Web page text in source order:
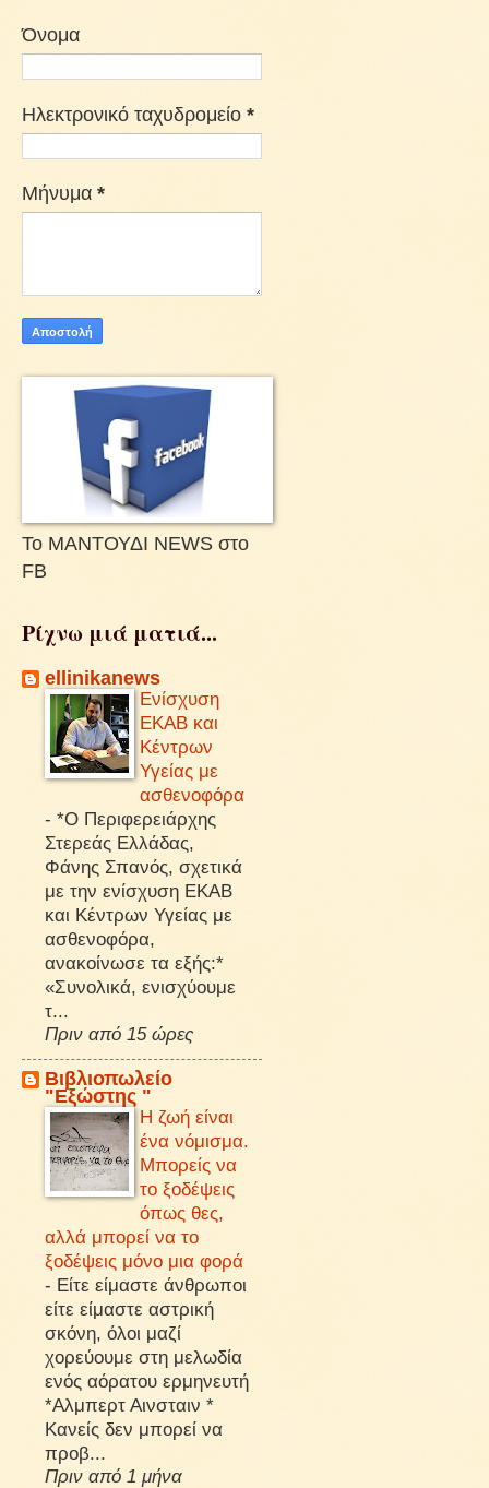
Όνομα
Ηλεκτρονικό ταχυδρομείο *
Μήνυμα *
Το ΜΑΝΤΟΥΔΙ NEWS στο
FB
Ρίχνω μιά ματιά...
ellinikanews
Ενίσχυση
ΕΚΑΒ και
Κέντρων
Υγείας με
ασθενοφόρα
- *Ο Περιφερειάρχης
Στερεάς Ελλάδας,
Φάνης Σπανός, σχετικά
με την ενίσχυση ΕΚΑΒ
και Κέντρων Υγείας με
ασθενοφόρα,
ανακοίνωσε τα εξής:*
«Συνολικά, ενισχύουμε
τ...
Πριν από 15 ώρες
Βιβλιοπωλείο
"Εξώστης "
Η ζωή είναι
ένα νόμισμα.
Μπορείς να
το ξοδέψεις
όπως θες,
αλλά μπορεί να το
ξοδέψεις μόνο μια φορά
- Είτε είμαστε άνθρωποι
είτε είμαστε αστρική
σκόνη, όλοι μαζί
χορεύουμε στη μελωδία
ενός αόρατου ερμηνευτή
*Αλμπερτ Αινσταιν *
Κανείς δεν μπορεί να
προβ...
Πριν από 1 μήνα